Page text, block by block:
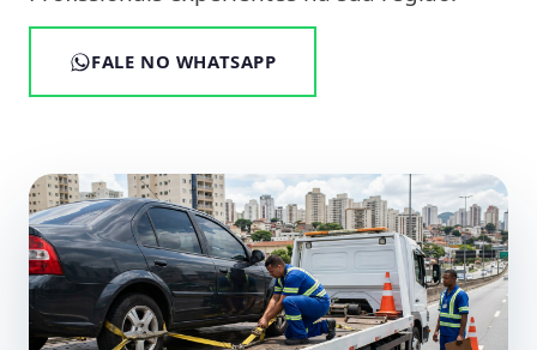
FALE NO WHATSAPP